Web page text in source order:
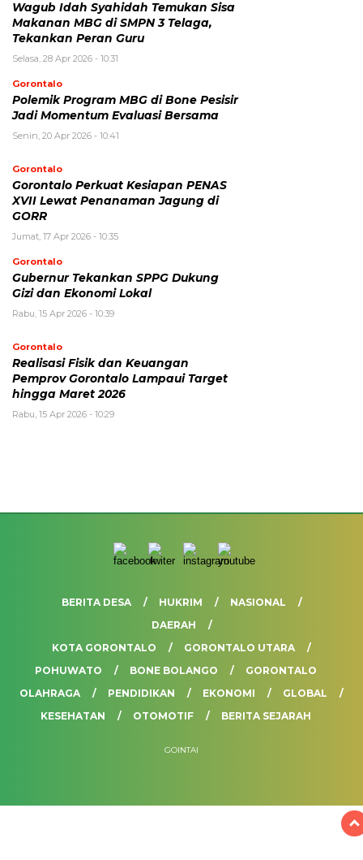
Wagub Idah Syahidah Temukan Sisa
Makanan MBG di SMPN 3 Telaga,
Tekankan Peran Guru
Selasa, 28 Apr 2026 - 10:31
Gorontalo
Polemik Program MBG di Bone Pesisir
Jadi Momentum Evaluasi Bersama
Senin, 20 Apr 2026 - 10:41
Gorontalo
Gorontalo Perkuat Kesiapan PENAS
XVII Lewat Penanaman Jagung di
GORR
Jumat, 17 Apr 2026 - 10:35
Gorontalo
Gubernur Tekankan SPPG Dukung
Gizi dan Ekonomi Lokal
Rabu, 15 Apr 2026 - 10:39
Gorontalo
Realisasi Fisik dan Keuangan
Pemprov Gorontalo Lampaui Target
hingga Maret 2026
Rabu, 15 Apr 2026 - 10:29
BERITA DESA HUKRIM
NASIONAL
DAERAH
KOTA GORONTALO
GORONTALO UTARA
POHUWATO
BONE BOLANGO
GORONTALO
OLAHRAGA
PENDIDIKAN EKONOMI
GLOBAL
KESEHATAN
OTOMOTIF BERITA SEJARAH
GOINTAI